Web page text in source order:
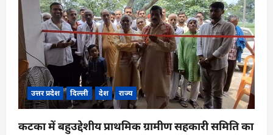
उत्तर प्रदेश दिल्ली देश राज्य
कटका में बहुउद्देशीय प्राथमिक ग्रामीण सहकारी समिति का